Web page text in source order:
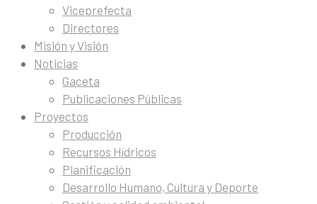
Viceprefecta
Directores
Misión y Visión
Noticias
Gaceta
Publicaciones Públicas
Proyectos
Producción
Recursos Hídricos
Planificación
Desarrollo Humano, Cultura y Deporte